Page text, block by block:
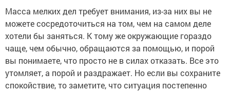
Масса мелких дел требует внимания, из-за них вы не
можете сосредоточиться на том, чем на самом деле
хотели бы заняться. К тому же окружающие гораздо
чаще, чем обычно, обращаются за помощью, и порой
вы понимаете, что просто не в силах отказать. Все это
утомляет, а порой и раздражает. Но если вы сохраните
спокойствие, то заметите, что ситуация постепенно